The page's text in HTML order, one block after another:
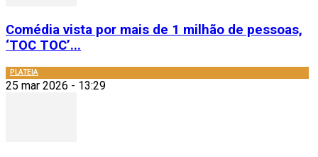
Comédia vista por mais de 1 milhão de pessoas,
‘TOC TOC’...
PLATEIA
25 mar 2026 - 13:29